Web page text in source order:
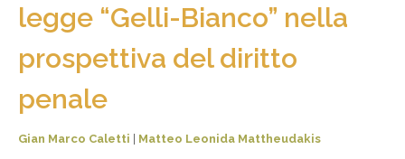
legge “Gelli-Bianco” nella
prospettiva del diritto
penale
Gian Marco Caletti Matteo Leonida Mattheudakis